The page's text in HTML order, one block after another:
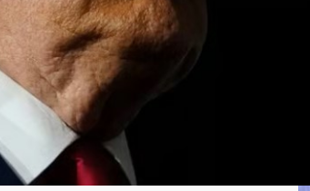
والب
أغ